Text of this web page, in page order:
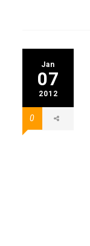
Jan
07
2012
0